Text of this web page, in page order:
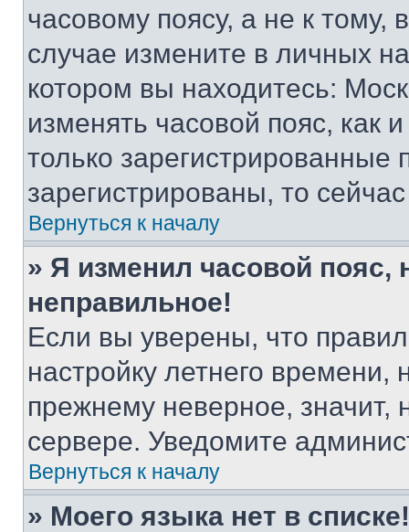
часовому поясу, а не к тому,
случае измените в личных
котором вы находитесь:
изменять часовой пояс, как
только
зарегистрированы, то
Вернуться к началу
» Я изменил часовой пояс,
неправильное!
Если вы уверены, что
настройку летнего
прежнему неверное, значит,
сервере. Уведомите
Вернуться к началу
» Моего языка нет в списке!